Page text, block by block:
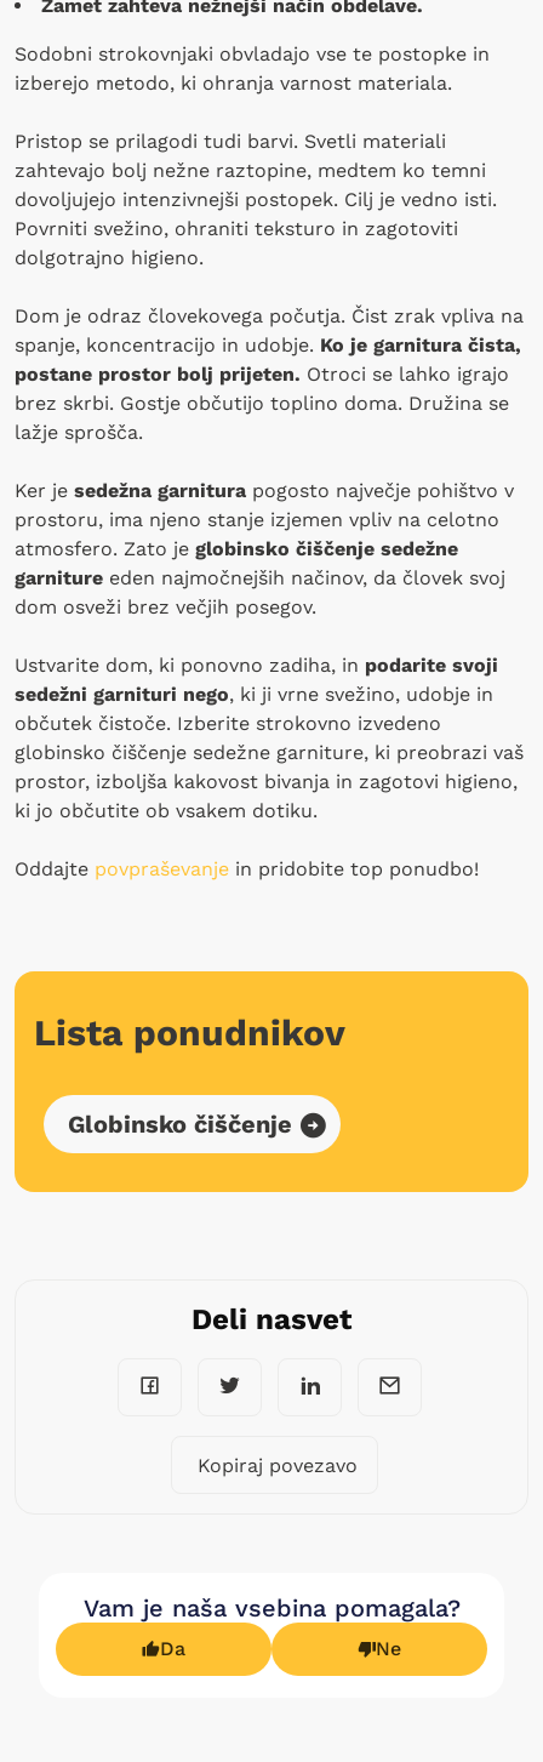
Žamet zahteva nežnejši način obdelave.
Sodobni strokovnjaki obvladajo vse te postopke in
izberejo metodo, ki ohranja varnost materiala.
Pristop se prilagodi tudi barvi. Svetli materiali
zahtevajo bolj nežne raztopine, medtem ko temni
dovoljujejo intenzivnejši postopek. Cilj je vedno isti.
Povrniti svežino, ohraniti teksturo in zagotoviti
dolgotrajno higieno.
Dom je odraz človekovega počutja. Čist zrak vpliva na
spanje, koncentracijo in udobje. Ko je garnitura čista,
postane prostor bolj prijeten. Otroci se lahko igrajo
brez skrbi. Gostje občutijo toplino doma. Družina se
lažje sprošča.
Ker je sedežna garnitura pogosto največje pohištvo v
prostoru, ima njeno stanje izjemen vpliv na celotno
atmosfero. Zato je globinsko čiščenje sedežne
garniture eden najmočnejših načinov, da človek svoj
dom osveži brez večjih posegov.
Ustvarite dom, ki ponovno zadiha, in podarite svoji
sedežni garnituri nego, ki ji vrne svežino, udobje in
občutek čistoče. Izberite strokovno izvedeno
globinsko čiščenje sedežne garniture, ki preobrazi vaš
prostor, izboljša kakovost bivanja in zagotovi higieno,
ki jo občutite ob vsakem dotiku.
Oddajte povpraševanje in pridobite top ponudbo!
Lista ponudnikov
Globinsko čiščenje
Deli nasvet
Kopiraj povezavo
Vam je naša vsebina pomagala?
Da Ne